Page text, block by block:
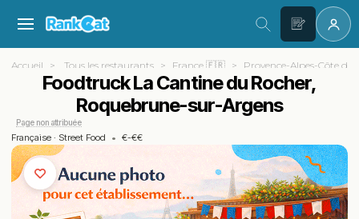
Accueil Tous les restaurants France 🇫🇷 Provence-Alpes-Côte
Foodtruck La Cantine du Rocher,
Roquebrune-sur-Argens
Page non attribuée
Française · Street Food • €-€€